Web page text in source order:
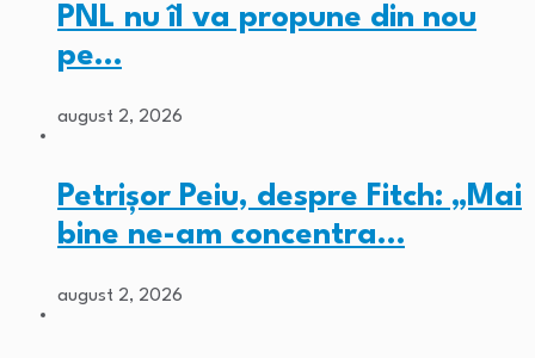
PNL nu îl va propune din nou
pe…
august 2, 2026
Petrișor Peiu, despre Fitch: „Mai
bine ne-am concentra…
august 2, 2026